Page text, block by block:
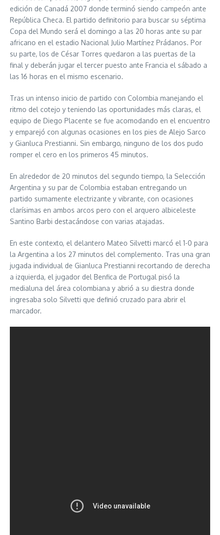
edición de Canadá 2007 donde terminó siendo campeón ante
República Checa. El partido definitorio para buscar su séptima
Copa del Mundo será el domingo a las 20 horas ante su par
africano en el estadio Nacional Julio Martínez Prádanos. Por
su parte, los de César Torres quedaron a las puertas de la
final y deberán jugar el tercer puesto ante Francia el sábado a
las 16 horas en el mismo escenario.
Tras un intenso inicio de partido con Colombia manejando el
ritmo del cotejo y teniendo las oportunidades más claras, el
equipo de Diego Placente se fue acomodando en el encuentro
y emparejó con algunas ocasiones en los pies de Alejo Sarco
y Gianluca Prestianni. Sin embargo, ninguno de los dos pudo
romper el cero en los primeros 45 minutos.
En alrededor de 20 minutos del segundo tiempo, la Selección
Argentina y su par de Colombia estaban entregando un
partido sumamente electrizante y vibrante, con ocasiones
clarísimas en ambos arcos pero con el arquero albiceleste
Santino Barbi destacándose con varias atajadas.
En este contexto, el delantero Mateo Silvetti marcó el 1-0 para
la Argentina a los 27 minutos del complemento. Tras una gran
jugada individual de Gianluca Prestianni recortando de derecha
a izquierda, el jugador del Benfica de Portugal pisó la
medialuna del área colombiana y abrió a su diestra donde
ingresaba solo Silvetti que definió cruzado para abrir el
marcador.